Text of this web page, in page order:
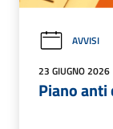
AVVISI
23 GIUGNO 2026
Piano anti